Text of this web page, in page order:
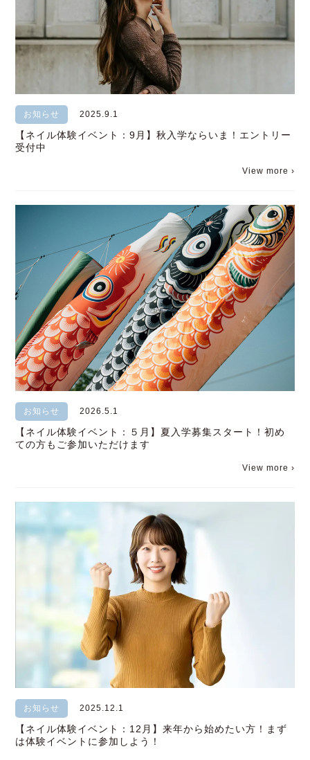
お知らせ 2025.9.1
【ネイル体験イベント：9月】秋入学ならいま！エントリー
受付中
View more ›
お知らせ 2026.5.1
【ネイル体験イベント：５月】夏入学募集スタート！初め
ての方もご参加いただけます
View more ›
お知らせ 2025.12.1
【ネイル体験イベント：12月】来年から始めたい方！まず
は体験イベントに参加しよう！